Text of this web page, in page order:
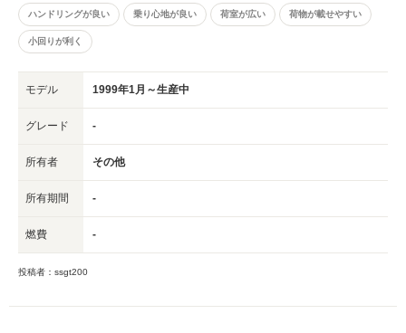
ハンドリングが良い 乗り心地が良い 荷室が広い 荷物が載せやすい
小回りが利く
モデル 1999年1月～生産中
グレード -
所有者 その他
所有期間 -
燃費 -
投稿者：ssgt200